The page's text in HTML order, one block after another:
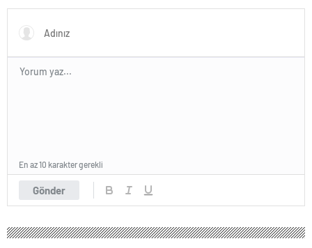
Gönder
En az 10 karakter gerekli